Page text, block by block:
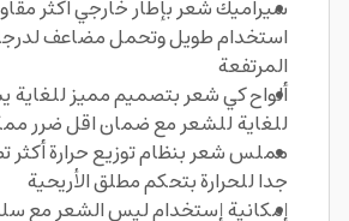
سيراميك شعر بإطار خارجي أكثر
استخدام طويل وتحمل مضاعف
المرتفعة
ألواح كي شعر بتصميم مميز
للغاية للشعر مع ضمان اقل ضرر
مملس شعر بنظام توزيع حرارة أكثر
جدا للحرارة بتحكم مطلق الأريحية
إمكانية إستخدام ليس الشعر مع